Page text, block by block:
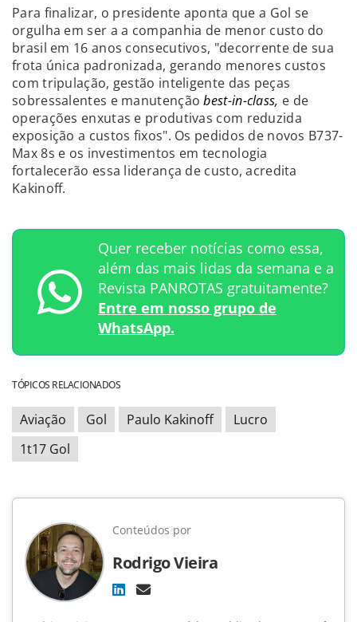
Para finalizar, o presidente aponta que a Gol se
orgulha em ser a a companhia de menor custo do
brasil em 16 anos consecutivos, "decorrente de sua
frota única padronizada, gerando menores custos
com tripulação, gestão inteligente das peças
sobressalentes e manutençãobest-in-class, e de
operações enxutas e produtivas com reduzida
exposição a custos fixos". Os pedidos de novos B737-
Max 8s e os investimentos em tecnologia
fortalecerão essa liderança de custo, acredita
Kakinoff.
Quer receber notícias como essa,
além das mais lidas da semana e a
Revista PANROTAS gratuitamente?
Entre em nosso grupo de
WhatsApp.
TÓPICOS RELACIONADOS
Aviação Gol Paulo Kakinoff
Lucro
1t17 Gol
Conteúdos por
Rodrigo Vieira